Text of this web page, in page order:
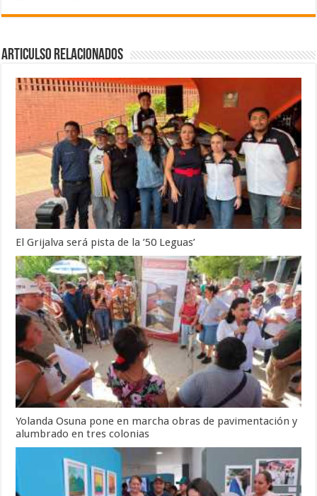
Articulso Relacionados
El Grijalva será pista de la ’50 Leguas’
Yolanda Osuna pone en marcha obras de pavimentación y
alumbrado en tres colonias